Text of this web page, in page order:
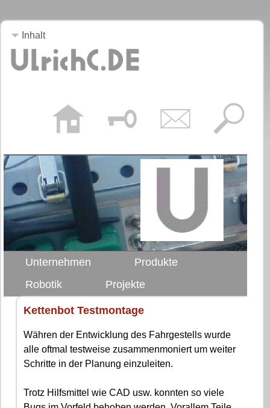
Inhalt
Unternehmen
Produkte
Robotik
Projekte
Kettenbot Testmontage
Währen der Entwicklung des Fahrgestells wurde
alle oftmal testweise zusammenmoniert um weiter
Schritte in der Planung einzuleiten.
Trotz Hilfsmittel wie CAD usw. konnten so viele